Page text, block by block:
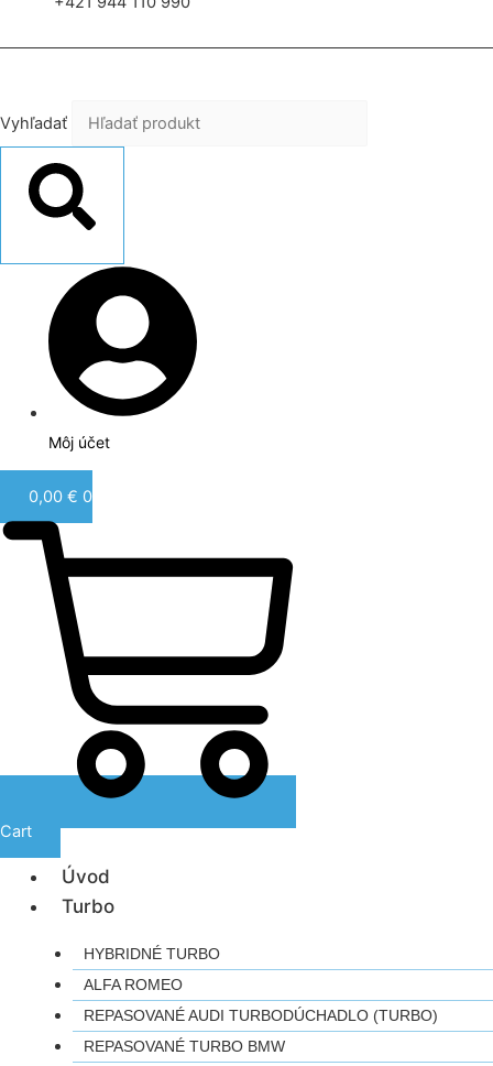
Vyhľadať
Môj účet
0,00 € 0
Cart
Úvod
Turbo
HYBRIDNÉ TURBO
ALFA ROMEO
REPASOVANÉ AUDI TURBODÚCHADLO (TURBO)
REPASOVANÉ TURBO BMW